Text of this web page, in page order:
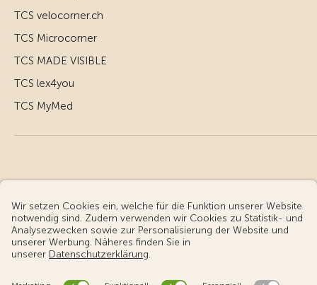
TCS velocorner.ch
TCS Microcorner
TCS MADE VISIBLE
TCS lex4you
TCS MyMed
© Touring Club Schweiz
Benutzungsbedingungen - rechtliche Informationen